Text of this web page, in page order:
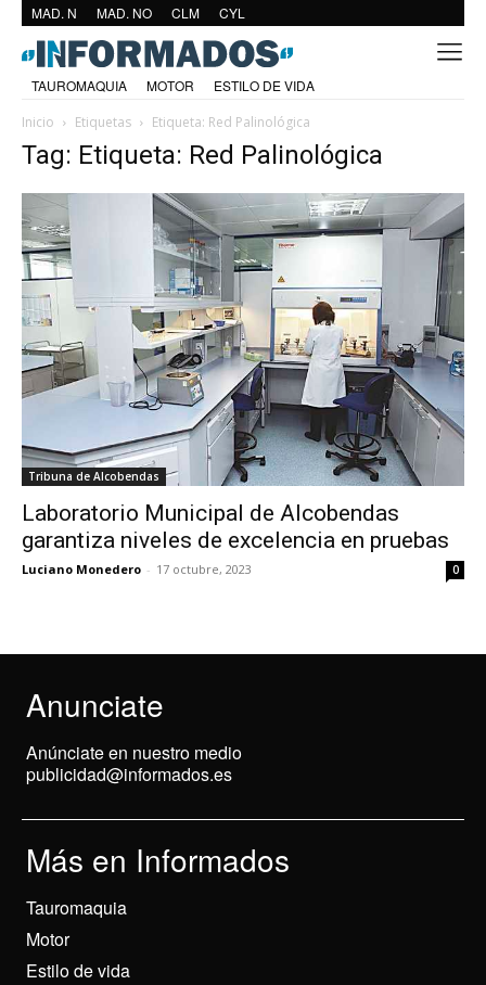
MAD. N MAD. NO CLM CYL
TAUROMAQUIA MOTOR
ESTILO DE VIDA
Inicio
Etiquetas Etiqueta: Red Palinológica
Tag: Etiqueta: Red Palinológica
Tribuna de Alcobendas
Laboratorio Municipal de Alcobendas
garantiza niveles de excelencia en pruebas
Luciano Monedero - 17 octubre, 2023 0
Anunciate
Anúnciate en nuestro medio
publicidad@informados.es
Más en Informados
Tauromaquia
Motor
Estilo de vida